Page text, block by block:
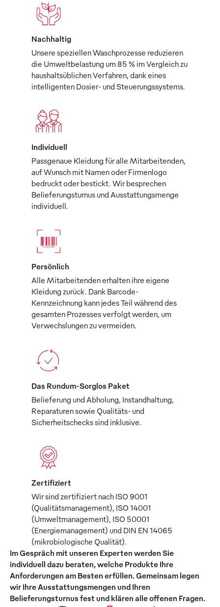
Nachhaltig
Unsere speziellen Waschprozesse reduzieren
die Umweltbelastung um 85 % im Vergleich zu
haushaltsüblichen Verfahren, dank eines
intelligenten Dosier- und Steuerungssystems.
Individuell
Passgenaue Kleidung für alle Mitarbeitenden,
auf Wunsch mit Namen oder Firmenlogo
bedruckt oder bestickt. Wir besprechen
Belieferungsturnus und Ausstattungsmenge
individuell.
Persönlich
Alle Mitarbeitenden erhalten ihre eigene
Kleidung zurück. Dank Barcode-
Kennzeichnung kann jedes Teil während des
gesamten Prozesses verfolgt werden, um
Verwechslungen zu vermeiden.
Das Rundum-Sorglos Paket
Belieferung und Abholung, Instandhaltung,
Reparaturen sowie Qualitäts- und
Sicherheitschecks sind inklusive.
Zertifiziert
Wir sind zertifiziert nach ISO 9001
(Qualitätsmanagement), ISO 14001
(Umweltmanagement), ISO 50001
(Energiemanagement) und DIN EN 14065
(mikrobiologische Qualität).
Im Gespräch mit unseren Experten werden Sie
individuell dazu beraten, welche Produkte Ihre
Anforderungen am Besten erfüllen. Gemeinsam legen
wir Ihre Ausstattungsmengen und Ihren
Belieferungsturnus fest und klären alle offenen Fragen.